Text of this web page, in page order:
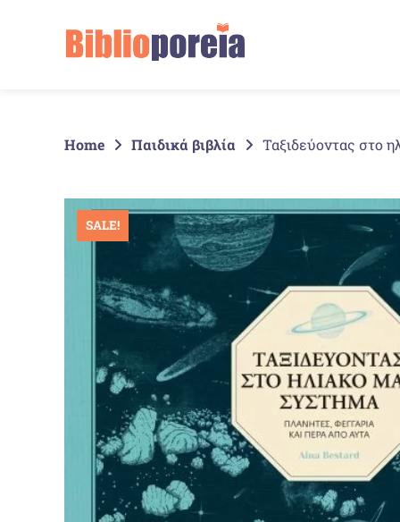
Home Παιδικά βιβλία Ταξιδεύοντας στο
SALE!